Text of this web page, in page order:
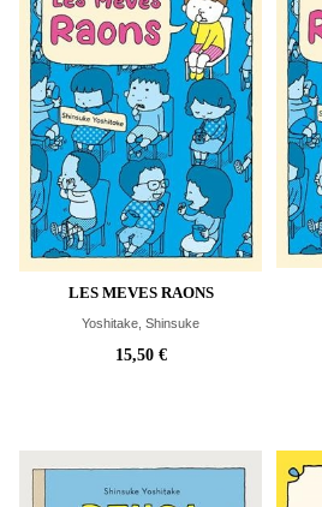
LES MEVES RAONS
Yoshitake, Shinsuke
15,50 €